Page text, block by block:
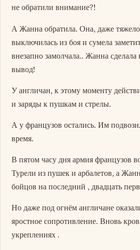
не обратили внимание?!
А Жанна обратила. Она, даже
выключилась из боя и сумела
внезапно замолчала.. Жанна
вывод!
У англичан, к этому моменту
и заряды к пушкам и стрелы.
А у французов остались. Им
время.
В пятом часу дня армия французов
Турели из пушек и арбалетов, а
бойцов на последний , двадцать
Но даже под огнём англичане
яростное сопротивление. Вновь
укреплениях .